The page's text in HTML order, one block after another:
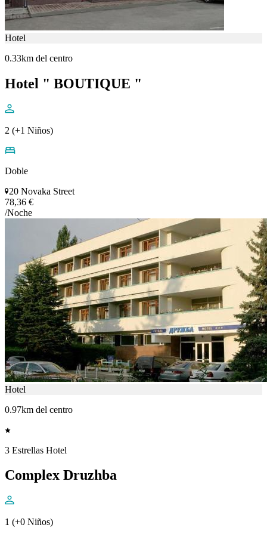
Hotel
0.33km del centro
Hotel " BOUTIQUE "
2 (+1 Niños)
Doble
20 Novaka Street
78,36 €
/Noche
Hotel
0.97km del centro
3 Estrellas Hotel
Complex Druzhba
1 (+0 Niños)